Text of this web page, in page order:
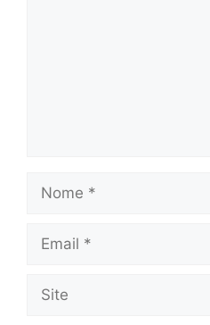
Nome
Email
Site